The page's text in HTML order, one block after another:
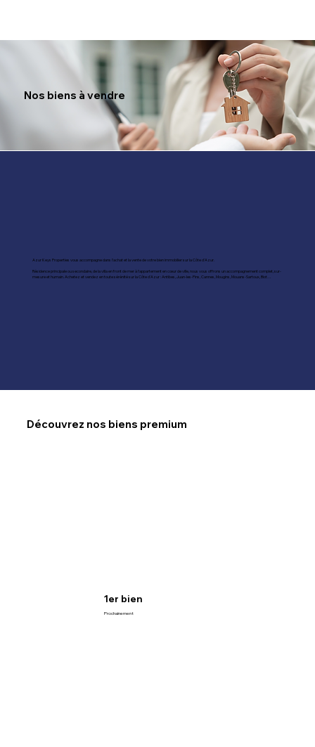
Nos biens à vendre
Azur Keys Properties vous accompagne dans l'achat et la vente de votre bien immobilier sur la Côte d'Azur.
Résidence principale ou secondaire, de la villa en front de mer à l'appartement en cœur de ville, nous vous offrons un accompagnement complet, sur-
mesure et humain. Achetez et vendez en toute sérénité sur la Côte d'Azur : Antibes, Juan-les-Pins, Cannes, Mougins, Mouans-Sartoux, Biot…
Découvrez nos biens premium
1er bien
Prochainement